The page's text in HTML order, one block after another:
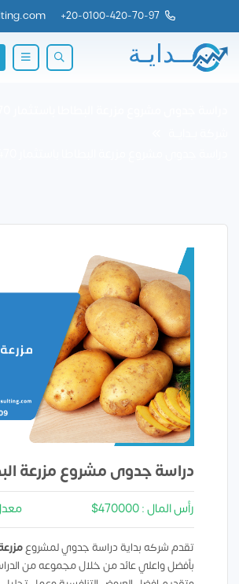
20-0100-420-70-97
+
دراسة جدوى مشروع مزرعة
رأس المال : 470000$ معدل
تقدم شركه بداية دراسة جدوي لمشروع
بأفضل واعلي عائد من خلال مجموعه من